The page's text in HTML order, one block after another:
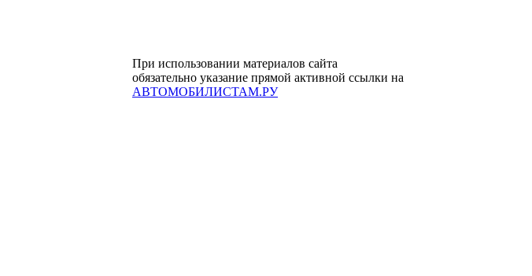
При использовании материалов сайта
обязательно указание прямой активной ссылки на
АВТОМОБИЛИСТАМ.РУ